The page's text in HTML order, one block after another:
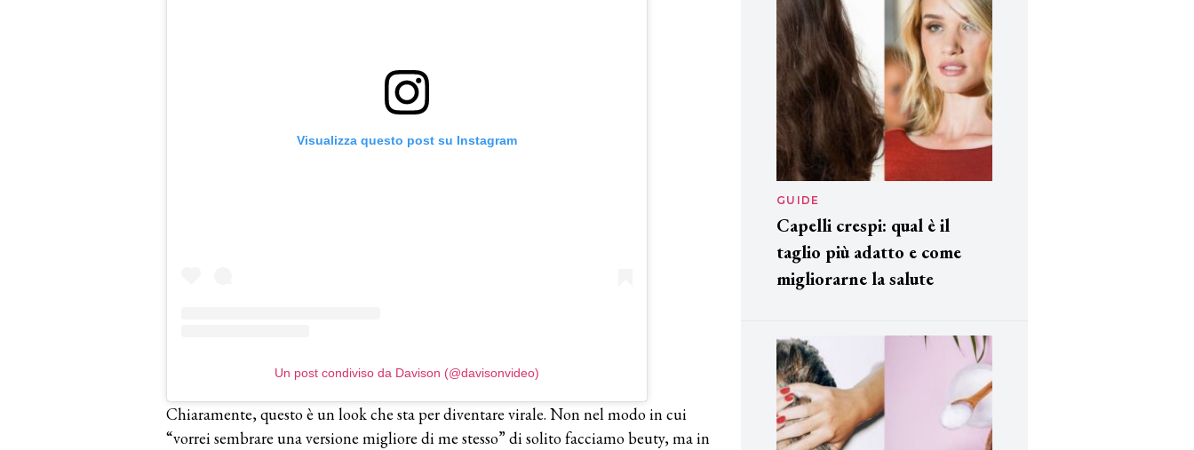
Visualizza questo post su Instagram
Un post condiviso da Davison (@davisonvideo)
Chiaramente, questo è un look che sta per diventare virale. Non nel modo in cui
“vorrei sembrare una versione migliore di me stesso” di solito facciamo beuty, ma in
GUIDE
Capelli crespi: qual è il
taglio più adatto e come
migliorarne la salute